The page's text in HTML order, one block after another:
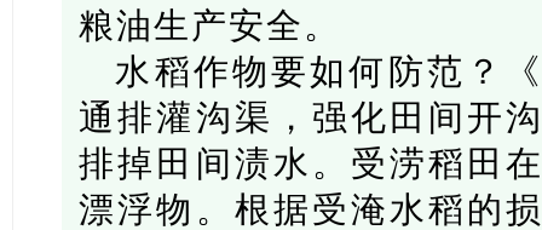
粮油生产安全。
水稻作物要如何防范？
通排灌沟渠，强化田间开
排掉田间渍水。受涝稻田
漂浮物。根据受淹水稻的